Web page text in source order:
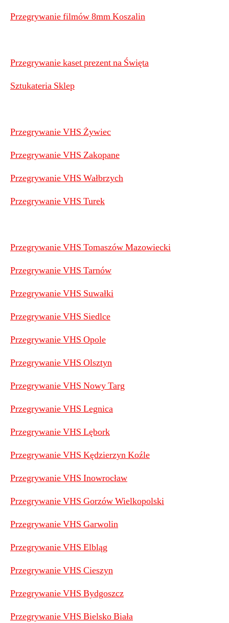
Przegrywanie filmów 8mm Koszalin
Przegrywanie kaset prezent na Święta
Sztukateria Sklep
Przegrywanie VHS Żywiec
Przegrywanie VHS Zakopane
Przegrywanie VHS Wałbrzych
Przegrywanie VHS Turek
Przegrywanie VHS Tomaszów Mazowiecki
Przegrywanie VHS Tarnów
Przegrywanie VHS Suwałki
Przegrywanie VHS Siedlce
Przegrywanie VHS Opole
Przegrywanie VHS Olsztyn
Przegrywanie VHS Nowy Targ
Przegrywanie VHS Legnica
Przegrywanie VHS Lębork
Przegrywanie VHS Kędzierzyn Koźle
Przegrywanie VHS Inowrocław
Przegrywanie VHS Gorzów Wielkopolski
Przegrywanie VHS Garwolin
Przegrywanie VHS Elbląg
Przegrywanie VHS Cieszyn
Przegrywanie VHS Bydgoszcz
Przegrywanie VHS Bielsko Biała